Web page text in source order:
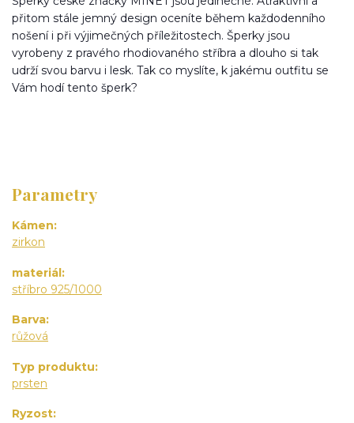
přitom stále jemný design oceníte během každodenního
nošení i při výjimečných příležitostech. Šperky jsou
vyrobeny z pravého rhodiovaného stříbra a dlouho si tak
udrží svou barvu i lesk. Tak co myslíte, k jakému outfitu se
Vám hodí tento šperk?
Parametry
Kámen
zirkon
materiál
stříbro 925/1000
Barva
růžová
Typ produktu
prsten
Ryzost